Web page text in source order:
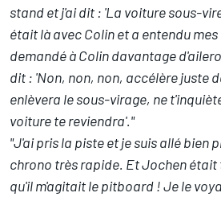
stand et j'ai dit : 'La voiture sous-
était là avec Colin et a entendu
demandé à Colin davantage
dit : 'Non, non, non, accélère juste
enlèvera le sous-virage, ne
voiture te reviendra'."
"J'ai pris la piste et je suis allé bien
chrono très rapide. Et Jochen
qu'il m'agitait le pitboard ! Je le